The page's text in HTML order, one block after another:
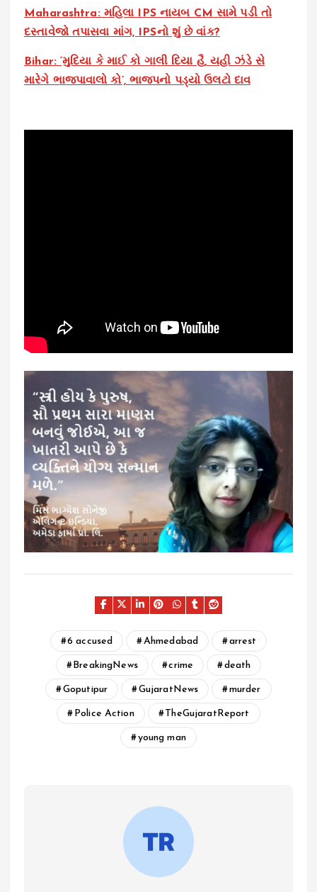
Maharashtra: મહિલા IPS નાયબ CM સામે પડી તો
દસ્તાવેજો તપાસવા માંગ, IPSનો શું છે વાંક?
Bihar: ‘મુદિયા કે માઈ કો ગાલી દિયા હૈ, યહી ઝંડે સે
મારેગે ભાજપાવાલો કો’, ભાજપનો પડ્યો ઉલટો દાવ
6 accused Ahmedabad arrest
BreakingNews crime death
Goputipur GujaratNews murder
Police Action TheGujaratReport
young man